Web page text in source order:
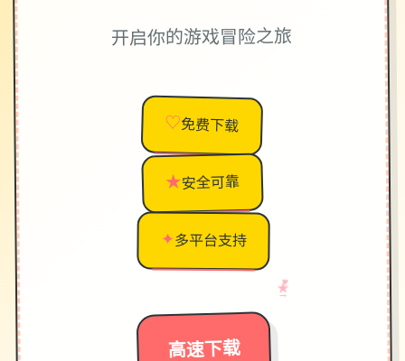
开启你的游戏冒险之旅
♡免费下载
★安全可靠
✦多平台支持
高速下载
→
♥
★